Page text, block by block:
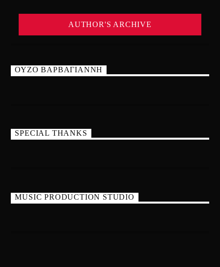
AUTHOR'S ARCHIVE
ΟΥΖΟ ΒΑΡΒΑΓΙΑΝΝΗ
SPECIAL THANKS
MUSIC PRODUCTION STUDIO